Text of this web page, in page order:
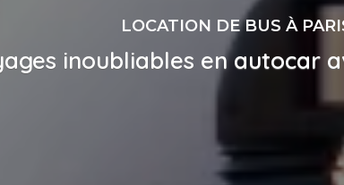
LOCATION DE BUS À
inoubliables en autocar